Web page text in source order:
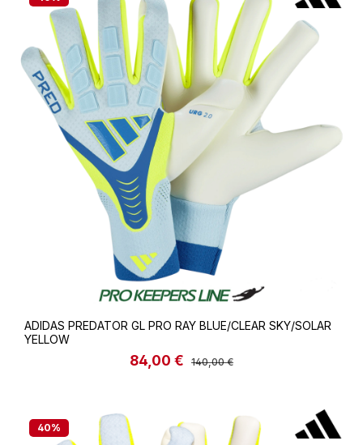
ADIDAS PREDATOR GL PRO RAY BLUE/CLEAR SKY/SOLAR
YELLOW
Verkaufspreis:
84,00 € Regulärer Preis:
140,00 €
40%